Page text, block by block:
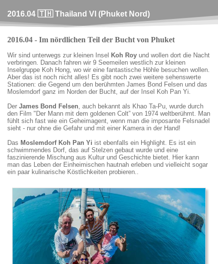
2016.04 🇹🇭 Thailand VI (Phuket Nord)
2016.04 - Im nördlichen Teil der Bucht von Phuket
Wir sind unterwegs zur kleinen Insel Koh Roy und wollen dort die Nacht
verbringen. Danach fahren wir 9 Seemeilen westlich zur kleinen
Inselgruppe Koh Hong, wo wir eine fantastische Höhle besuchen wollen.
Aber das ist noch nicht alles! Es gibt noch zwei weitere sehenswerte
Stationen: die Gegend um den berühmten James Bond Felsen und das
Moslemdorf ganz im Norden der Bucht, auf der Insel Koh Pan Yi.
Der James Bond Felsen, auch bekannt als Khao Ta-Pu, wurde durch
den Film "Der Mann mit dem goldenen Colt” von 1974 weltberühmt. Man
fühlt sich fast wie ein Geheimagent, wenn man die imposante Felsnadel
sieht - nur ohne die Gefahr und mit einer Kamera in der Hand!
Das Moslemdorf Koh Pan Yi ist ebenfalls ein Highlight. Es ist ein
schwimmendes Dorf, das auf Stelzen gebaut wurde und eine
faszinierende Mischung aus Kultur und Geschichte bietet. Hier kann
man das Leben der Einheimischen hautnah erleben und vielleicht sogar
ein paar kulinarische Köstlichkeiten probieren..